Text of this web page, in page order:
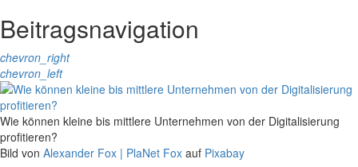
Beitragsnavigation
chevron_right
chevron_left
Wie können kleine bis mittlere Unternehmen von der Digitalisierung
profitieren?
Bild von Alexander Fox | PlaNet Fox auf Pixabay